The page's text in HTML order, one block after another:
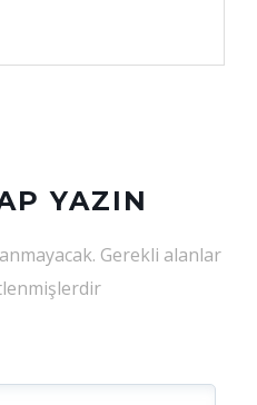
YAZIN
Gerekli alanlar